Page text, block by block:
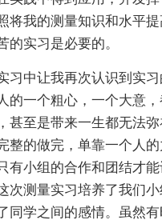
将我的测量知识和水平提
的实习是必要的。
中让我再次认识到实习
的一个粗心，一个大意
甚至是带来一生都无法弥
整的做完，单靠一个人
有小组的合作和团结才
次测量实习培养了我们
同学之间的感情。虽然